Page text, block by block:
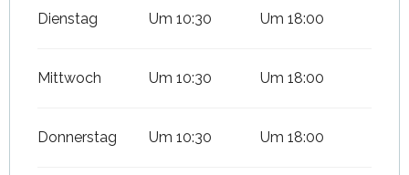
Dienstag Um 10:30 Um 18:00
Mittwoch Um 10:30 Um 18:00
Donnerstag Um 10:30 Um 18:00